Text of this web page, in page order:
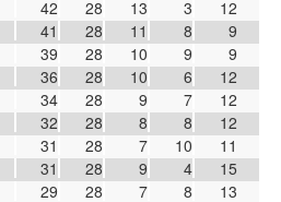
42 28 13 3
12
41 28 11 8
9
39 28 10 9
9
36 28 10 6
12
34 28 9 7
12
32 28 8 8
12
31 28 7 10
11
31 28 9 4
15
29 28 7 8 13